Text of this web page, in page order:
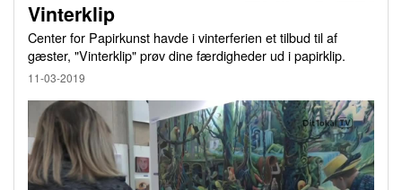
Vinterklip
Center for Papirkunst havde i vinterferien et tilbud til af
gæster, "Vinterklip" prøv dine færdigheder ud i papirklip.
11-03-2019